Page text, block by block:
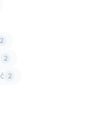
2
2
2